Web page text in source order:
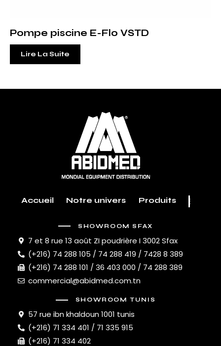
Pompe piscine E-Flo VSTD
Lire La Suite
Accueil Notre univers Produits
SHOWROOM SFAX
7 et 8 rue 13 août ZI poudrière I 3002 Sfax
(+216) 74 288 105 / 74 288 419 / 7428 8 389
(+216) 74 288 101 / 36 403 000 / 74 288 389
commercial@abidmed.com.tn
SHOWROOM TUNIS
57 rue ibn khaldoun 1001 tunis
(+216) 71 334 401 / 71 335 915
(+216) 71 334 402